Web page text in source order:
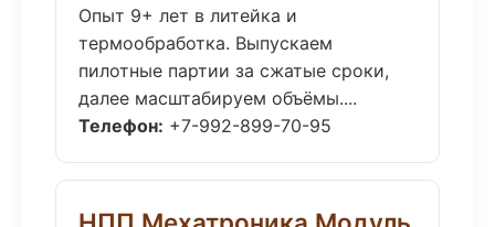
Опыт 9+ лет в литейка и
термообработка. Выпускаем
пилотные партии за сжатые сроки,
далее масштабируем объёмы....
Телефон: +7-992-899-70-95